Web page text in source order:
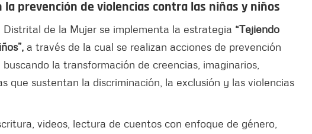
prevención de violencias contra las niñas y niños
Distrital de la Mujer se implementa la estrategia “Tejiendo
a través de la cual se realizan acciones de prevención
la transformación de creencias, imaginarios,
que sustentan la discriminación, la exclusión y las violencias
videos, lectura de cuentos con enfoque de género,